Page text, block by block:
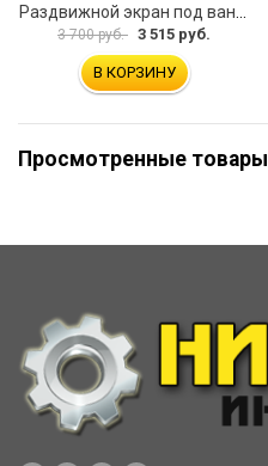
3 700 руб. 3 515 руб.
В КОРЗИНУ
Просмотренные товары